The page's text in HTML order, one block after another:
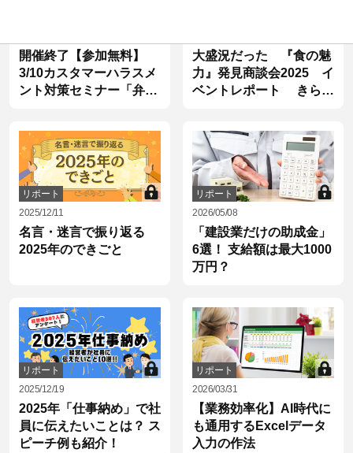
開催終了【参加無料】
3/10カスタマーハラスメ
ント対策セミナー「弁護
13：00から。後日アーカ
イブ視聴も可能
大盛況だった 『食の魅
力』発見商談会2025 イ
ベントレポート きらや
リポート
2025/12/11
名言・迷言で振り返る
2025年のできごと
リポート
2026/05/08
「建設業だけの助成金」
6選！ 支給額は最大1000
万円？
リポート
2025/12/19
2025年「仕事納め」で社
員に伝えたいことは？ ス
ピーチ例も紹介！
リポート
2026/03/31
【業務効率化】AI時代に
も通用するExcelデータ
入力の作法